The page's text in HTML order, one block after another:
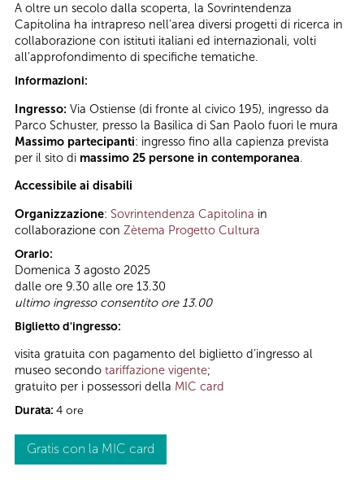
A oltre un secolo dalla scoperta, la Sovrintendenza
Capitolina ha intrapreso nell'area diversi progetti di ricerca in
collaborazione con istituti italiani ed internazionali, volti
all'approfondimento di specifiche tematiche.
Informazioni:
Ingresso: Via Ostiense (di fronte al civico 195), ingresso da
Parco Schuster, presso la Basilica di San Paolo fuori le mura
Massimo partecipanti: ingresso fino alla capienza prevista
per il sito di massimo 25 persone in contemporanea.
Accessibile ai disabili
Organizzazione: Sovrintendenza Capitolina in
collaborazione con Zètema Progetto Cultura
Orario:
Domenica 3 agosto 2025
dalle ore 9.30 alle ore 13.30
ultimo ingresso consentito ore 13.00
Biglietto d'ingresso:
visita gratuita con pagamento del biglietto d’ingresso al
museo secondo tariffazione vigente;
gratuito per i possessori della MIC card
Durata: 4 ore
Gratis con la MIC card